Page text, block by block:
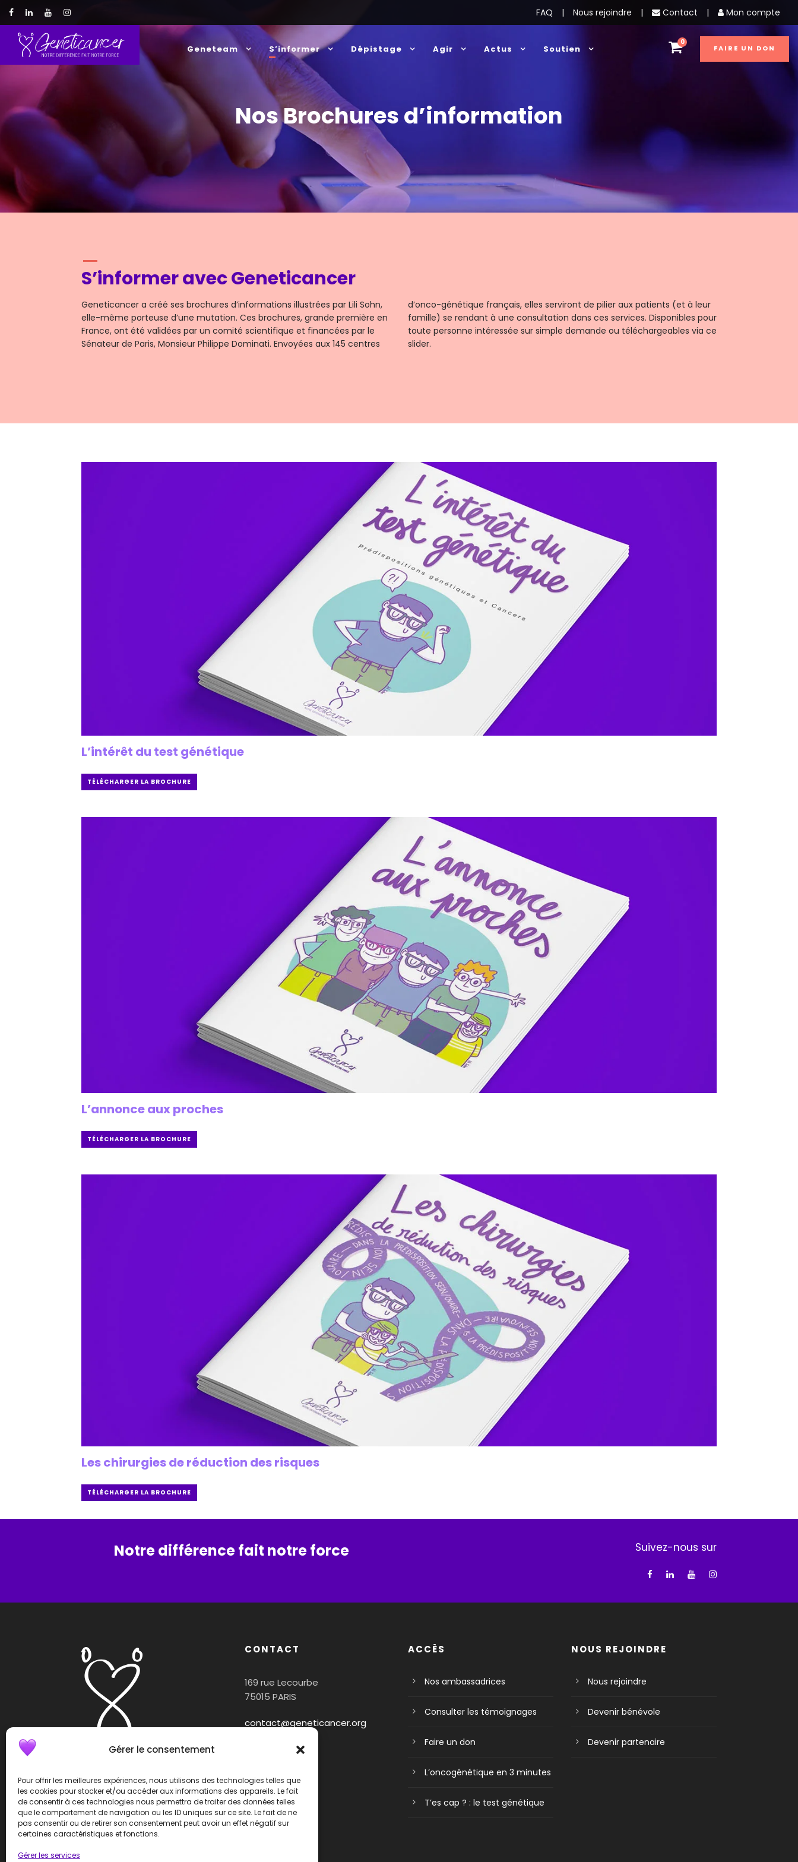
Gérer le consentement
Pour offrir les meilleures expériences, nous utilisons des technologies telles que
les cookies pour stocker et/ou accéder aux informations des appareils. Le fait
de consentir à ces technologies nous permettra de traiter des données telles
que le comportement de navigation ou les ID uniques sur ce site. Le fait de ne
pas consentir ou de retirer son consentement peut avoir un effet négatif sur
certaines caractéristiques et fonctions.
Gérer les services
FAQ | Nous rejoindre | Contact | Mon compte
Geneteam S’informer Dépistage Agir Actus Soutien
0
FAIRE UN DON
Nos Brochures d’information
S’informer avec Geneticancer
Geneticancer a créé ses brochures d’informations illustrées par Lili Sohn,
elle-même porteuse d’une mutation. Ces brochures, grande première en
France, ont été validées par un comité scientifique et financées par le
Sénateur de Paris, Monsieur Philippe Dominati. Envoyées aux 145 centres
d’onco-génétique français, elles serviront de pilier aux patients (et à leur
famille) se rendant à une consultation dans ces services. Disponibles pour
toute personne intéressée sur simple demande ou téléchargeables via ce
slider.
L’intérêt du test génétique
TÉLÉCHARGER LA BROCHURE
L’annonce aux proches
TÉLÉCHARGER LA BROCHURE
Les chirurgies de réduction des risques
TÉLÉCHARGER LA BROCHURE
Notre différence fait notre force Suivez-nous sur
Geneticancer, association de
lutte contre les cancers
génétiques ou d’origine
héréditaire
CONTACT
169 rue Lecourbe
75015 PARIS
contact@geneticancer.org
ACCÈS
Nos ambassadrices
Consulter les témoignages
Faire un don
L’oncogénétique en 3 minutes
T’es cap ? : le test génétique
NOUS REJOINDRE
Nous rejoindre
Devenir bénévole
Devenir partenaire